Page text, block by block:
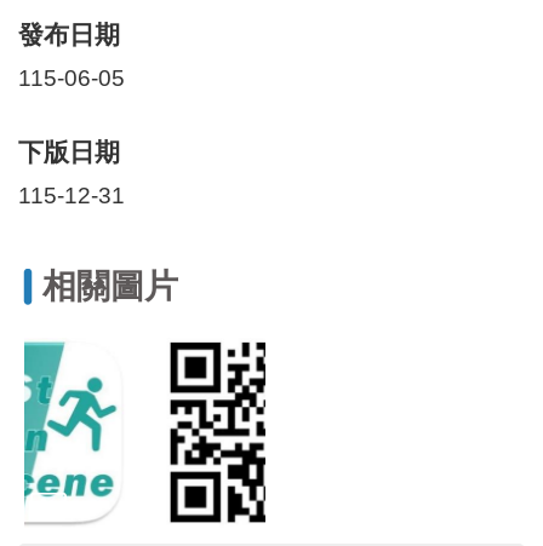
市
鄰
長
發布日期
115-06-05
下版日期
115-12-31
相關圖片